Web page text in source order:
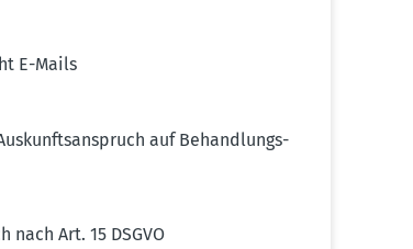
E-Mails
auf Behand­lungs­
Art. 15 DSGVO